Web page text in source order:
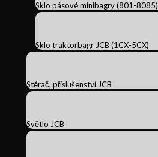
Sklo pásové minibagry (801-8085)
Sklo traktorbagr JCB (1CX-5CX)
Stěrač, příslušenství JCB
Světlo JCB